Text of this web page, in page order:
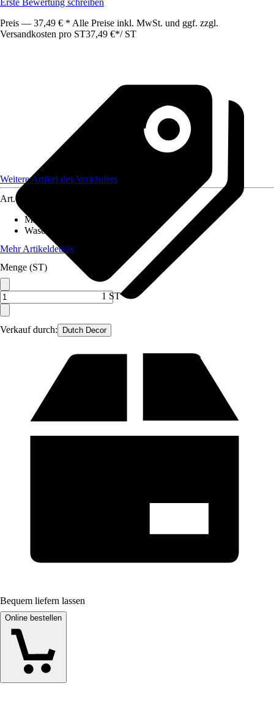
Erste Bewertung schreiben
Preis — 37,49 € * Alle Preise inkl. MwSt. und ggf. zzgl.
Versandkosten pro ST37,49 €*/ ST
Verkauf durch: Dutch Decor
Weitere Artikel des Verkäufers
Art.-Nr.
Material
Waschbar
Mehr Artikeldetails
Menge (ST)
1 ST
Bequem liefern lassen
Online bestellen